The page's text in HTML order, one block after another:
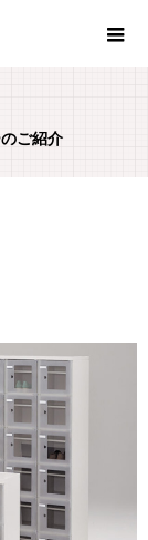
ご紹介